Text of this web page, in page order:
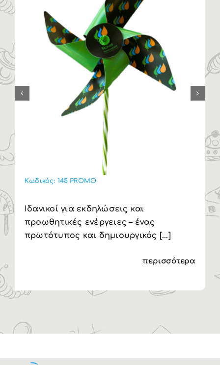
Κωδικός:145 PROMO
Ιδανικοί για εκδηλώσεις και
προωθητικές ενέργειες – ένας
πρωτότυπος και δημιουργικός [...]
περισσότερα